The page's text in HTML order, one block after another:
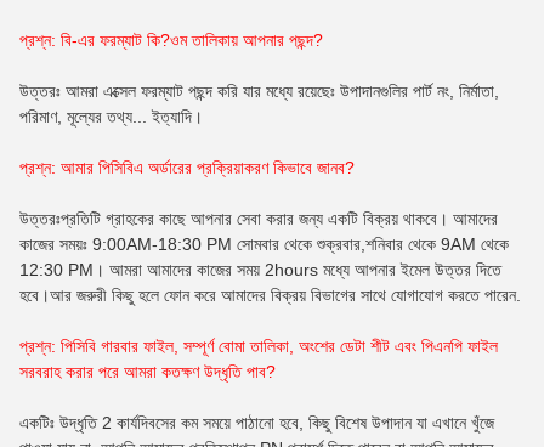
প্রশ্ন: বি-এর ফরম্যাট কি?ওম তালিকায় আপনার পছন্দ?
উত্তরঃ আমরা এক্সেল ফরম্যাট পছন্দ করি যার মধ্যে রয়েছেঃ উপাদানগুলির পার্ট নং, নির্মাতা,
পরিমাণ, মূল্যের তথ্য... ইত্যাদি।
প্রশ্ন: আমার পিসিবিএ অর্ডারের প্রক্রিয়াকরণ কিভাবে জানব?
উত্তরঃপ্রতিটি গ্রাহকের কাছে আপনার সেবা করার জন্য একটি বিক্রয় থাকবে। আমাদের
কাজের সময়ঃ 9:00AM-18:30 PM সোমবার থেকে শুক্রবার,শনিবার থেকে 9AM থেকে
12:30 PM। আমরা আমাদের কাজের সময় 2hours মধ্যে আপনার ইমেল উত্তর দিতে
হবে।আর জরুরী কিছু হলে ফোন করে আমাদের বিক্রয় বিভাগের সাথে যোগাযোগ করতে পারেন.
প্রশ্ন: পিসিবি গারবার ফাইল, সম্পূর্ণ বোমা তালিকা, অংশের ডেটা শীট এবং পিএনপি ফাইল
সরবরাহ করার পরে আমরা কতক্ষণ উদ্ধৃতি পাব?
একটিঃ উদ্ধৃতি 2 কার্যদিবসের কম সময়ে পাঠানো হবে, কিছু বিশেষ উপাদান যা এখানে খুঁজে